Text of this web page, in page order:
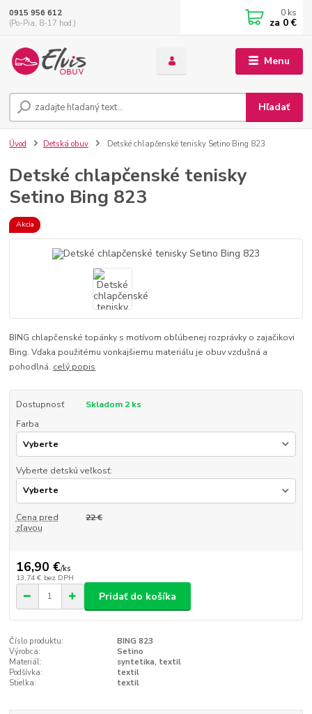
Menu
Hľadať
0915 956 612
(Po-Pia, 8-17 hod.)
0 ks
za 0 €
Úvod Detská obuv Detské chlapčenské tenisky Setino Bing 823
Detské chlapčenské tenisky
Setino Bing 823
Akcia
BING chlapčenské topánky s motívom obľúbenej rozprávky o zajačikovi
Bing. Vďaka použitému vonkajšiemu materiálu je obuv vzdušná a
pohodlná. celý popis
Dostupnosť
Skladom 2 ks
Farba
Vyberte detskú veľkosť:
Cena pred
zľavou
22 €
16,90 €/ks
13,74 € bez DPH
Pridať do košíka
Číslo produktu:
BING 823
Výrobca:
Setino
Materiál:
syntetika, textil
Podšívka:
textil
Stielka:
textil